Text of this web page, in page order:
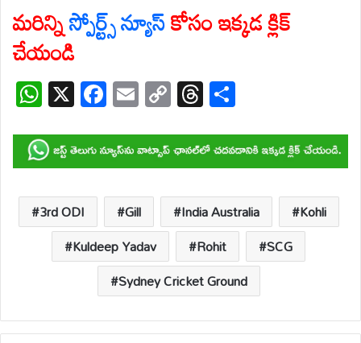
మరిన్నిస్పోర్ట్స్ న్యూస్కోసం ఇక్కడ క్లిక్
చేయండి
W
h
at
s
A
p
p
X F
ac
e
b
o
o
k
E
m
ail
C
o
p
y
Li
n
k
T
hr
e
a
d
s
ar
e
3rd ODI Gill India Australia
Kohli
Kuldeep Yadav
Rohit
SCG
Sydney Cricket Ground